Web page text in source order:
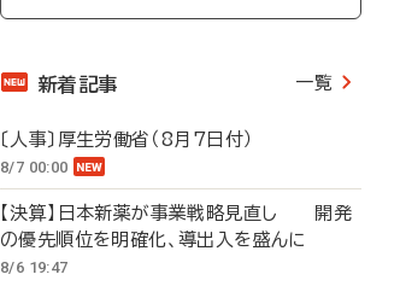
新着記事 一覧
〔人事〕厚生労働省（8月7日付）
8/7 00:00
【決算】日本新薬が事業戦略見直し 開発
の優先順位を明確化、導出入を盛んに
8/6 19:47